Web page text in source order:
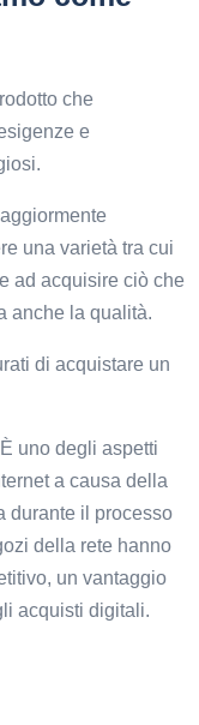
che
e
una varietà tra cui
ad acquisire ciò che
anche la qualità.
di acquistare un
uno degli aspetti
a causa della
durante il processo
della rete hanno
un vantaggio
acquisti digitali.